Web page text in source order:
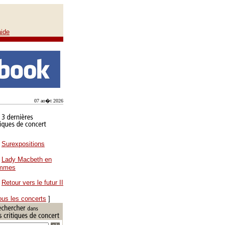
07 ao�t 2026
Surexpositions
Lady Macbeth en
Retour vers le futur II
les concerts ]